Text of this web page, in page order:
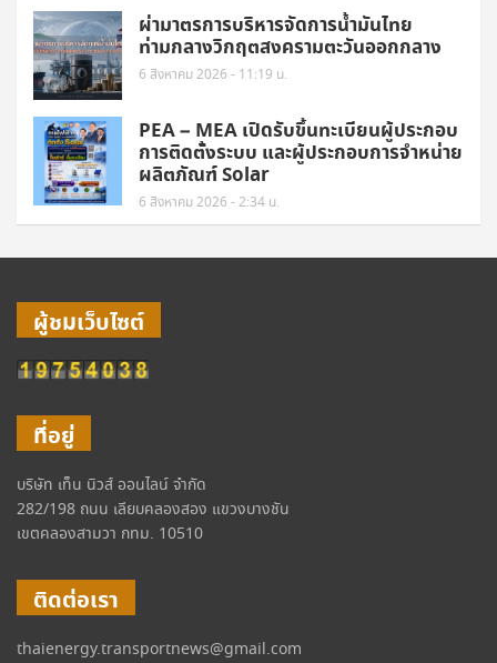
ผ่ามาตรการบริหารจัดการน้ำมันไทย
ท่ามกลางวิกฤตสงครามตะวันออกกลาง
6 สิงหาคม 2026 - 11:19 น.
PEA – MEA เปิดรับขึ้นทะเบียนผู้ประกอบ
การติดตั้งระบบ และผู้ประกอบการจำหน่าย
ผลิตภัณฑ์ Solar
6 สิงหาคม 2026 - 2:34 น.
ผู้ชมเว็บไซต์
ที่อยู่
บริษัท เท็น นิวส์ ออนไลน์ จำกัด
282/198 ถนน เลียบคลองสอง แขวงบางชัน
เขตคลองสามวา กทม. 10510
ติดต่อเรา
thaienergy.transportnews@gmail.com